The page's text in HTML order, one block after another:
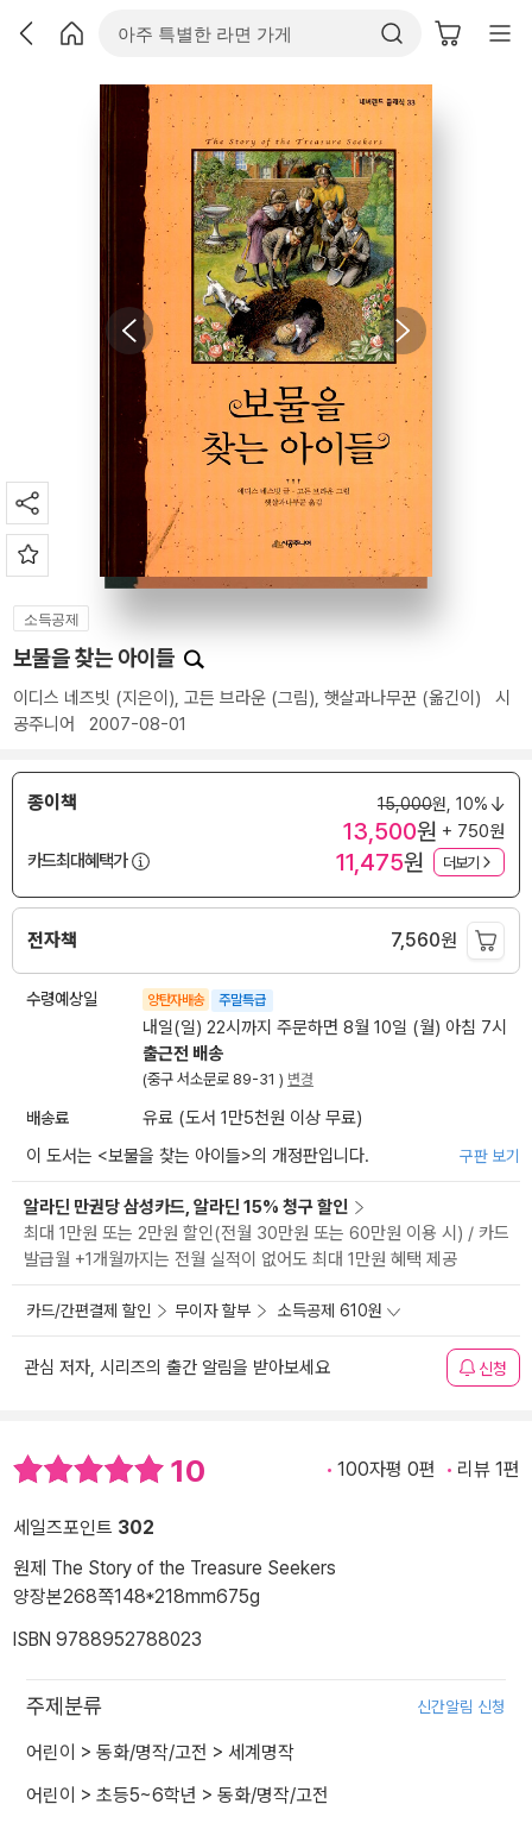
소득공제
보물을 찾는 아이들
이디스 네즈빗 (지은이), 고든 브라운 (그림), 햇살과나무꾼 (옮긴이) 시
공주니어
2007-08-01
종이책 15,000원, 10%
13,500원 + 750원
카드최대혜택가
11,475원 더보기
전자책 7,560원
수령예상일 양탄자배송 주말특급
내일(일) 22시까지 주문하면 8월 10일 (월) 아침 7시
출근전 배송
(중구 서소문로 89-31 ) 변경
배송료
유료 (도서 1만5천원 이상 무료)
이 도서는 <보물을 찾는 아이들>의 개정판입니다. 구판 보기
알라딘 만권당 삼성카드, 알라딘 15% 청구 할인
최대 1만원 또는 2만원 할인(전월 30만원 또는 60만원 이용 시) / 카드
발급월 +1개월까지는 전월 실적이 없어도 최대 1만원 혜택 제공
카드/간편결제 할인 무이자 할부 소득공제 610원
관심 저자, 시리즈의 출간 알림을 받아보세요 신청
10 100자평 0편 리뷰 1편
세일즈포인트 302
원제 The Story of the Treasure Seekers
양장본268쪽148*218mm675g
ISBN 9788952788023
주제분류 신간알림 신청
어린이 > 동화/명작/고전 > 세계명작
어린이 > 초등5~6학년 > 동화/명작/고전